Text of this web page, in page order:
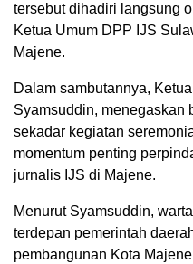
tersebut dihadiri langsung
Ketua Umum DPP IJS
Majene.
Dalam sambutannya,
Syamsuddin, menegaskan
sekadar kegiatan
momentum penting
jurnalis IJS di Majene.
Menurut Syamsuddin,
terdepan pemerintah
pembangunan Kota